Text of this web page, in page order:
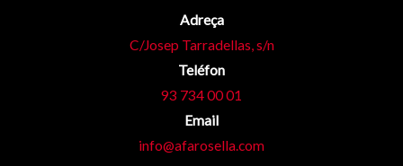
Adreça
C/Josep Tarradellas, s/n
Teléfon
93 734 00 01
Email
info@afarosella.com